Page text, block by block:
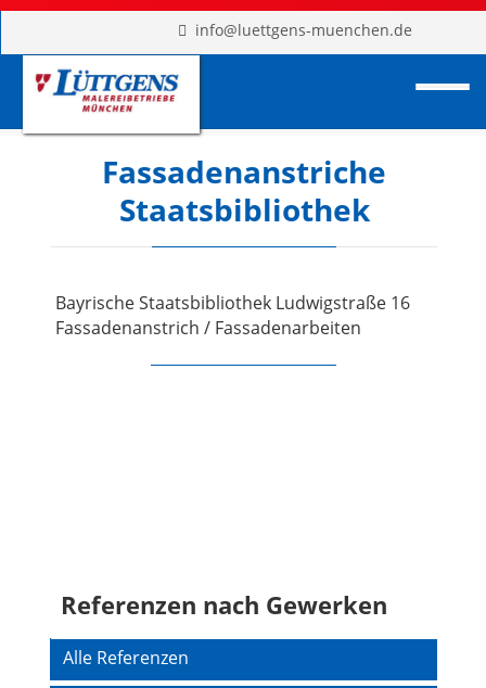
info@luettgens-muenchen.de
Fassadenanstriche
Staatsbibliothek
Bayrische Staatsbibliothek Ludwigstraße 16
Fassadenanstrich / Fassadenarbeiten
Referenzen nach Gewerken
Navigation
überspringen
Alle Referenzen